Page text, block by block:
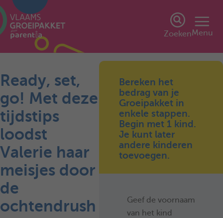
ZoekenMenu
Ready, set,
go! Met deze
tijdstips
loodst
Valerie haar
meisjes door
de
ochtendrush
Bereken het
bedrag van je
Groeipakket in
enkele stappen.
Begin met 1 kind.
Je kunt later
andere kinderen
toevoegen.
Geef de voornaam
van het kind